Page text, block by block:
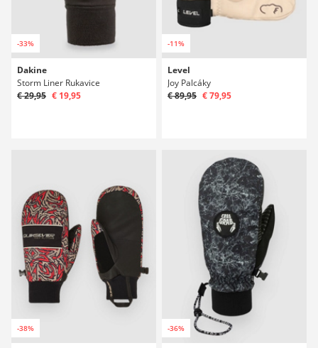
-33%
Dakine
Storm Liner Rukavice
€ 29,95 € 19,95
-11%
Level
Joy Palcáky
€ 89,95 € 79,95
-38% -36%